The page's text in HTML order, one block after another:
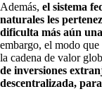
Además, el sistema
naturales les
dificulta más aún
embargo, el modo
la cadena de valor
de inversiones
descentralizada,